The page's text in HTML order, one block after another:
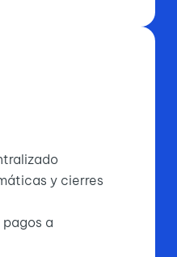
y cierres
pagos a